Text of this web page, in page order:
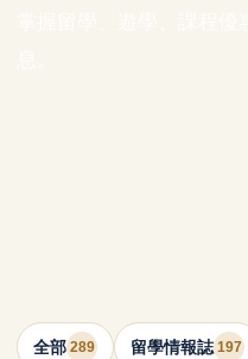
全部 289 留學情報誌 197